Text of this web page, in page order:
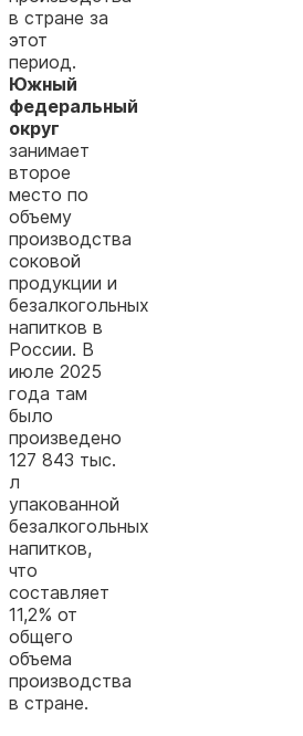
в стране за
этот
период.
Южный
федеральный
округ
занимает
второе
место по
объему
производства
соковой
продукции и
безалкогольных
напитков в
России. В
июле 2025
года там
было
произведено
127 843 тыс.
л
упакованной
безалкогольных
напитков,
что
составляет
11,2% от
общего
объема
производства
в стране.